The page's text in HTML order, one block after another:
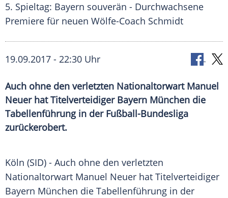
5. Spieltag: Bayern souverän - Durchwachsene
Premiere für neuen Wölfe-Coach Schmidt
19.09.2017 - 22:30 Uhr
Auch ohne den verletzten Nationaltorwart Manuel
Neuer hat Titelverteidiger Bayern München die
Tabellenführung in der Fußball-Bundesliga
zurückerobert.
Köln (SID) - Auch ohne den verletzten
Nationaltorwart Manuel Neuer hat Titelverteidiger
Bayern München die Tabellenführung in der